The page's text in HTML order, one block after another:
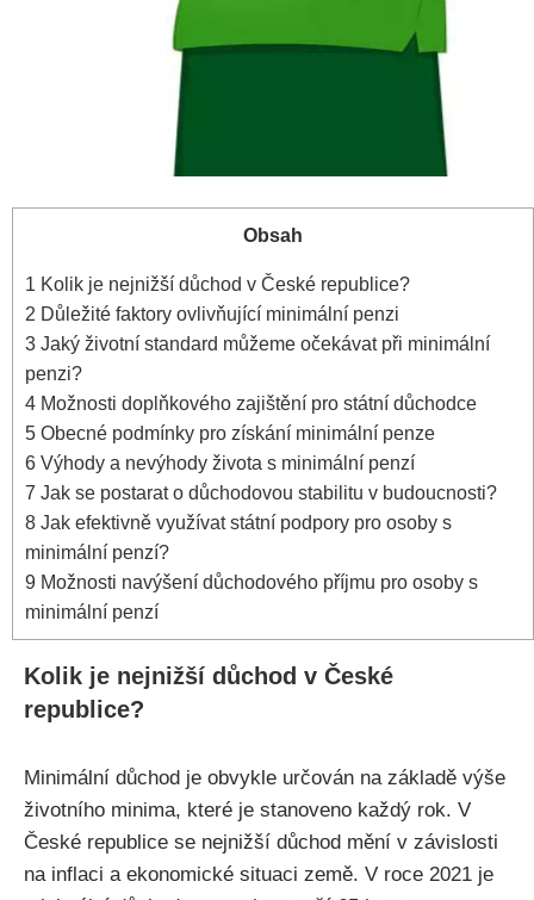
Obsah
1 Kolik je nejnižší důchod v České republice?
2 Důležité faktory ovlivňující minimální penzi
3 Jaký životní standard můžeme očekávat při minimální
penzi?
4 Možnosti doplňkového zajištění pro státní důchodce
5 Obecné podmínky pro získání minimální penze
6 Výhody a nevýhody života s minimální penzí
7 Jak se postarat o důchodovou stabilitu v budoucnosti?
8 Jak efektivně využívat státní podpory pro osoby s
minimální penzí?
9 Možnosti navýšení důchodového příjmu pro osoby s
minimální penzí
Kolik je nejnižší důchod v České
republice?
Minimální důchod je obvykle určován na základě výše
životního minima, které je stanoveno každý rok. V
České republice se nejnižší důchod mění v závislosti
na inflaci a ekonomické situaci země. V roce 2021 je